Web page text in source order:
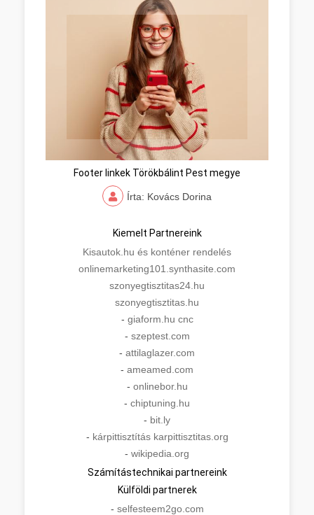
Footer linkek Törökbálint Pest megye
Írta: Kovács Dorina
Kiemelt Partnereink
Kisautok.hu és konténer rendelés
onlinemarketing101.synthasite.com
szonyegtisztitas24.hu
szonyegtisztitas.hu
- giaform.hu cnc
- szeptest.com
- attilaglazer.com
- ameamed.com
- onlinebor.hu
- chiptuning.hu
- bit.ly
- kárpittisztítás karpittisztitas.org
- wikipedia.org
Számítástechnikai partnereink
Külföldi partnerek
- selfesteem2go.com